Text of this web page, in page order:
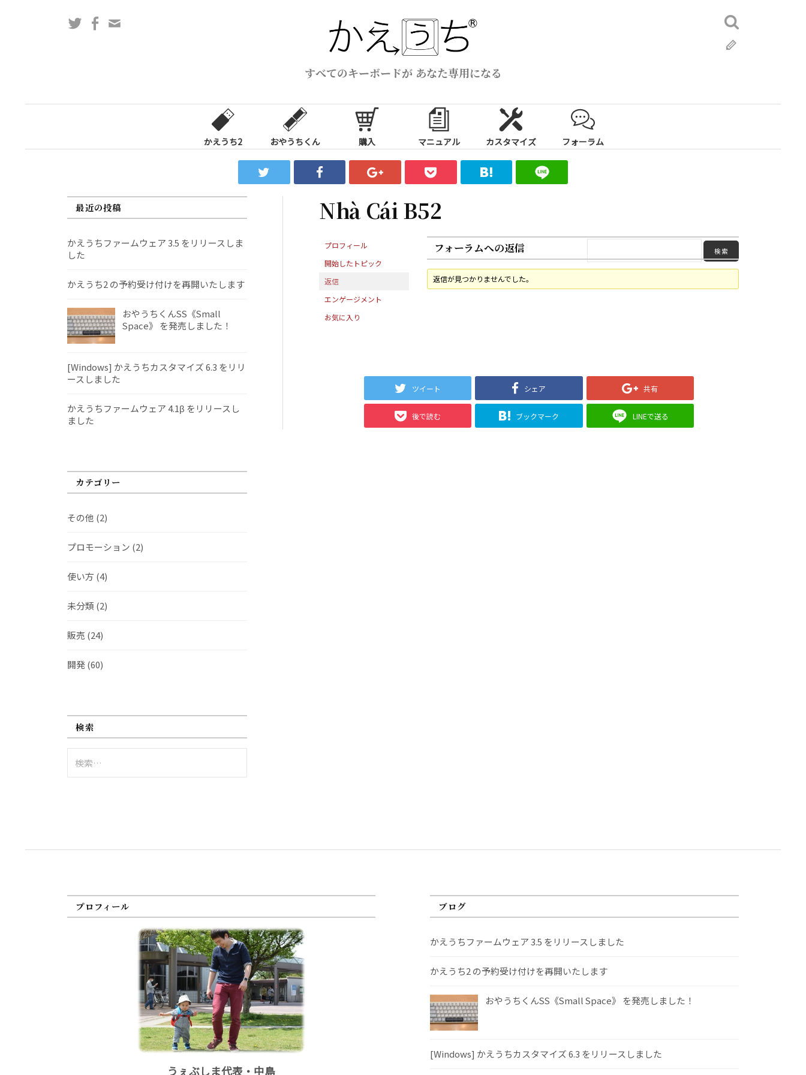
ス
すべてのキーボードが あなた専用になる
TwitterFacebook
検
索:
かえうち2 おやうちくん 購入 マニュアル カスタマイズ フォーラム
Nhà Cái B52
プロフィール
開始したトピック
返信
エンゲージメント
お気に入り
フォーラムへの返信
返信が見つかりませんでした。
ツイート シェア 共有
後で読む ブックマーク LINEで送る
最近の投稿
かえうちファームウェア 3.5 をリリースしま
した
かえうち2 の予約受け付けを再開いたします
おやうちくんSS《Small
Space》 を発売しました！
[Windows] かえうちカスタマイズ 6.3 をリリ
ースしました
かえうちファームウェア 4.1β をリリースし
ました
カテゴリー
その他 (2)
プロモーション (2)
使い方 (4)
未分類 (2)
販売 (24)
開発(60)
検索
索:
プロフィール
うぇぶしま代表・中島
ブログ
かえうちファームウェア 3.5 をリリースしました
かえうち2 の予約受け付けを再開いたします
おやうちくんSS《Small Space》 を発売しました！
[Windows] かえうちカスタマイズ 6.3 をリリースしました